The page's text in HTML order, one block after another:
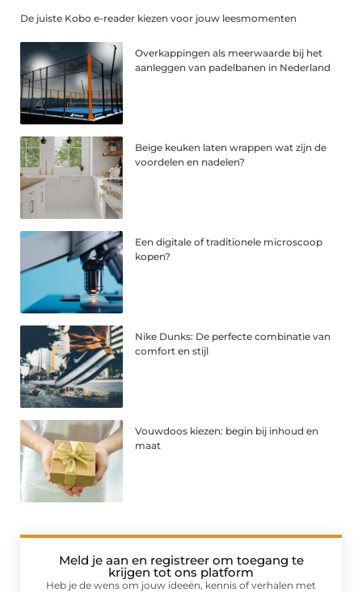
De juiste Kobo e-reader kiezen voor jouw leesmomenten
Overkappingen als meerwaarde bij het
aanleggen van padelbanen in Nederland
Beige keuken laten wrappen wat zijn de
voordelen en nadelen?
Een digitale of traditionele microscoop
kopen?
Nike Dunks: De perfecte combinatie van
comfort en stijl
Vouwdoos kiezen: begin bij inhoud en
maat
Meld je aan en registreer om toegang te
krijgen tot ons platform
Heb je de wens om jouw ideeën, kennis of verhalen met